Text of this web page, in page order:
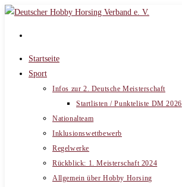
Zum
Startseite
Sport
Infos zur 2. Deutsche Meisterschaft
Startlisten / Punkteliste DM 2026
Nationalteam
Inklusionswettbewerb
Regelwerke
Rückblick: 1. Meisterschaft 2024
Allgemein über Hobby Horsing